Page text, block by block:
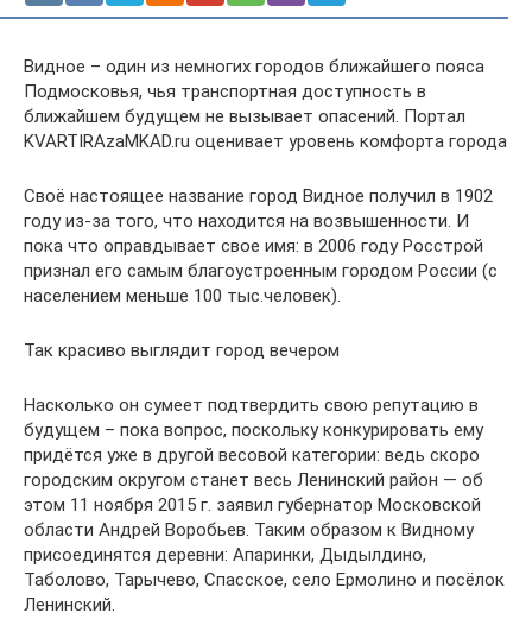
Видное – один из немногих городов ближайшего пояса
Подмосковья, чья транспортная доступность в
ближайшем будущем не вызывает опасений. Портал
KVARTIRAzaMKAD.ru оценивает уровень комфорта города
Своё настоящее название город Видное получил в 1902
году из-за того, что находится на возвышенности. И
пока что оправдывает свое имя: в 2006 году Росстрой
признал его самым благоустроенным городом России (с
населением меньше 100 тыс.человек).
Так красиво выглядит город вечером
Насколько он сумеет подтвердить свою репутацию в
будущем – пока вопрос, поскольку конкурировать ему
придётся уже в другой весовой категории: ведь скоро
городским округом станет весь Ленинский район — об
этом 11 ноября 2015 г. заявил губернатор Московской
области Андрей Воробьев. Таким образом к Видному
присоединятся деревни: Апаринки, Дыдылдино,
Таболово, Тарычево, Спасское, село Ермолино и посёлок
Ленинский.